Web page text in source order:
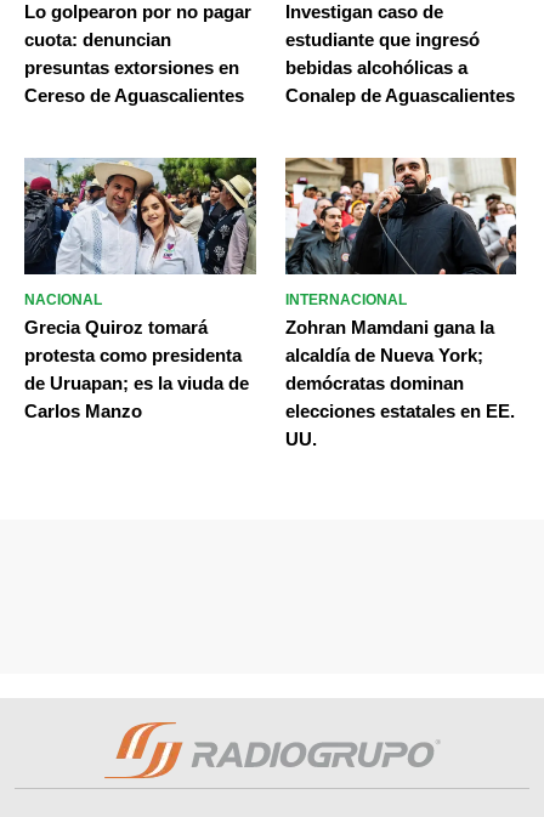
Lo golpearon por no pagar
cuota: denuncian
presuntas extorsiones en
Cereso de Aguascalientes
Investigan caso de
estudiante que ingresó
bebidas alcohólicas a
Conalep de Aguascalientes
NACIONAL
Grecia Quiroz tomará
protesta como presidenta
de Uruapan; es la viuda de
Carlos Manzo
INTERNACIONAL
Zohran Mamdani gana la
alcaldía de Nueva York;
demócratas dominan
elecciones estatales en EE.
UU.